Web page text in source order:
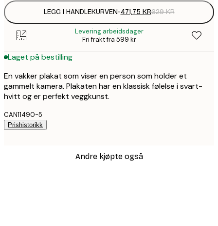
LEGG I HANDLEKURVEN-471,75 KR629 KR
Levering arbeidsdager
Fri frakt fra 599 kr
Laget på bestilling
En vakker plakat som viser en person som holder et
gammelt kamera. Plakaten har en klassisk følelse i svart-
hvitt og er perfekt veggkunst.
CAN11490-5
Prishistorikk
Andre kjøpte også